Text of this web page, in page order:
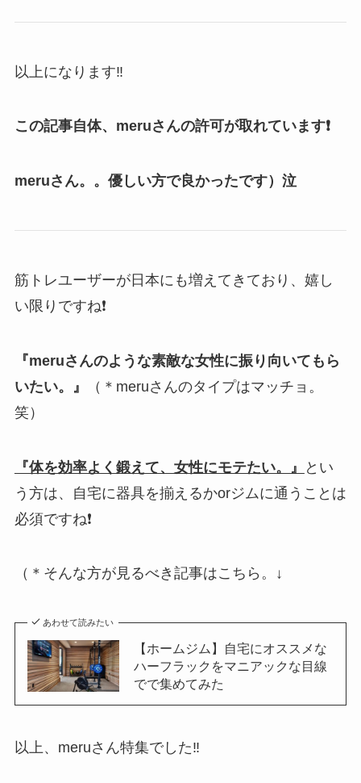
以上になります‼
この記事自体、meruさんの許可が取れています❗
meruさん。。優しい方で良かったです）泣
筋トレユーザーが日本にも増えてきており、嬉し
い限りですね❗
『meruさんのような素敵な女性に振り向いてもら
いたい。』
（＊meruさんのタイプはマッチョ。
笑）
『体を効率よく鍛えて、女性にモテたい。』
とい
う方は、自宅に器具を揃えるかorジムに通うことは
必須ですね❗
（＊そんな方が見るべき記事はこちら。↓
あわせて読みたい
【ホームジム】自宅にオススメな
ハーフラックをマニアックな目線
でで集めてみた
以上、meruさん特集でした‼